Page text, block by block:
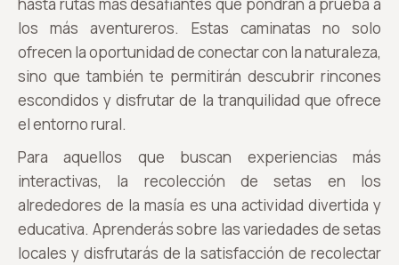
los más aventureros. Estas caminatas no solo
ofrecen la oportunidad de conectar con la naturaleza,
sino que también te permitirán descubrir rincones
escondidos y disfrutar de la tranquilidad que ofrece
el entorno rural.
Para aquellos que buscan experiencias más
interactivas, la recolección de setas en los
alrededores de la masía es una actividad divertida y
educativa. Aprenderás sobre las variedades de setas
locales y disfrutarás de la satisfacción de recolectar